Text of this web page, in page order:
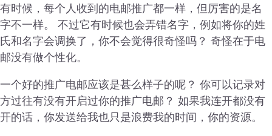
有时候，每个人收到的电邮推广都一样，但厉害的是名
字不一样。 不过它有时候也会弄错名字，例如将你的姓
氏和名字会调换了，你不会觉得很奇怪吗？ 奇怪在于电
邮没有做个性化。
一个好的推广电邮应该是甚么样子的呢？ 你可以记录对
方过往有没有开启过你的推广电邮？ 如果我连开都没有
开的话，你发送给我也只是浪费我的时间，你的资源。